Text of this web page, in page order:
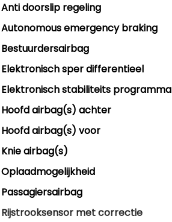
Anti doorslip regeling
Autonomous emergency braking
Bestuurdersairbag
Elektronisch sper differentieel
Elektronisch stabiliteits programma
Hoofd airbag(s) achter
Hoofd airbag(s) voor
Knie airbag(s)
Oplaadmogelijkheid
Passagiersairbag
Rijstrooksensor met correctie